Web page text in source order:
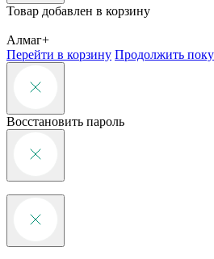
Товар добавлен в корзину
Алмаг+
Перейти в корзину Продолжить
Восстановить пароль